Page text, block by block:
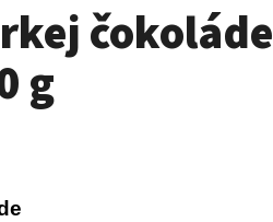
čokoláde
g